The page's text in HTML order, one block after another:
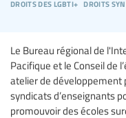
Le Bureau régional de
Pacifique et le Conseil de
atelier de développement
syndicats d’enseignants
promouvoir des écoles